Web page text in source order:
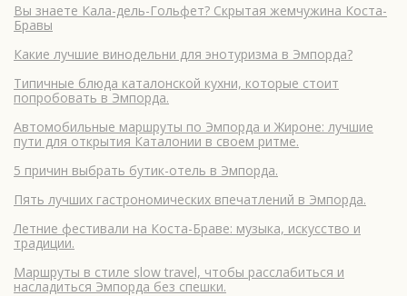
Вы знаете Кала-дель-Гольфет? Скрытая жемчужина Коста-
Бравы
Какие лучшие винодельни для энотуризма в Эмпорда?
Типичные блюда каталонской кухни, которые стоит
попробовать в Эмпорда.
Автомобильные маршруты по Эмпорда и Жироне: лучшие
пути для открытия Каталонии в своем ритме.
5 причин выбрать бутик-отель в Эмпорда.
Пять лучших гастрономических впечатлений в Эмпорда.
Летние фестивали на Коста-Браве: музыка, искусство и
традиции.
Маршруты в стиле slow travel, чтобы расслабиться и
насладиться Эмпорда без спешки.